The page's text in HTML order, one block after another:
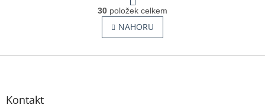
O
v
l
á
r
á
n
k
v
30 položek celkem
NAHORU
Z
Kontakt